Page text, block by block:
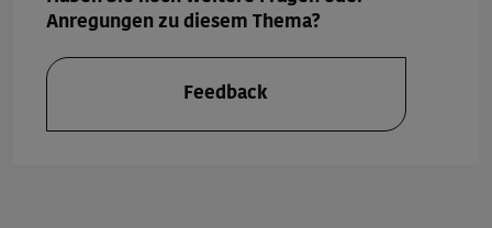
Anregungen zu diesem Thema?
Feedback